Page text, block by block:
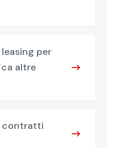
per
altre
contratti